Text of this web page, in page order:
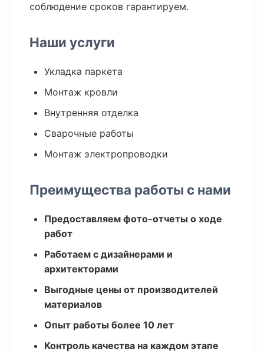
соблюдение сроков гарантируем.
Наши услуги
Укладка паркета
Монтаж кровли
Внутренняя отделка
Сварочные работы
Монтаж электропроводки
Преимущества работы с нами
Предоставляем фото-отчеты о ходе
работ
Работаем с дизайнерами и
архитекторами
Выгодные цены от производителей
материалов
Опыт работы более 10 лет
Контроль качества на каждом этапе